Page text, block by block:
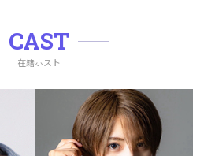
CAST
在籍ホスト